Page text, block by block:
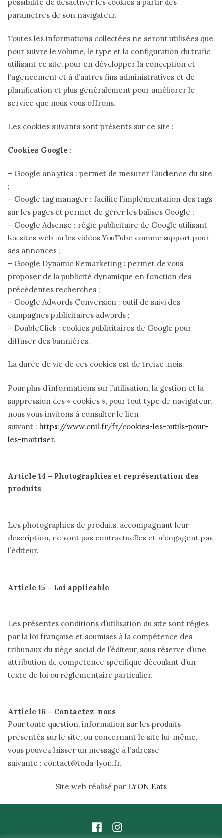
possibilité de désactiver les cookies à partir des
paramètres de son navigateur.
Toutes les informations collectées ne seront utilisées que
pour suivre le volume, le type et la configuration du trafic
utilisant ce site, pour en développer la conception et
l’agencement et à d’autres fins administratives et de
planification et plus généralement pour améliorer le
service que nous vous offrons.
Les cookies suivants sont présents sur ce site :
Cookies Google :
– Google analytics : permet de mesurer l’audience du site
;
– Google tag manager : facilite l’implémentation des tags
sur les pages et permet de gérer les balises Google ;
– Google Adsense : régie publicitaire de Google utilisant
les sites web ou les vidéos YouTube comme support pour
ses annonces ;
– Google Dynamic Remarketing : permet de vous
proposer de la publicité dynamique en fonction des
précédentes recherches ;
– Google Adwords Conversion : outil de suivi des
campagnes publicitaires adwords ;
– DoubleClick : cookies publicitaires de Google pour
diffuser des bannières.
La durée de vie de ces cookies est de treize mois.
Pour plus d’informations sur l’utilisation, la gestion et la
suppression des « cookies », pour tout type de navigateur,
nous vous invitons à consulter le lien
suivant : https://www.cnil.fr/fr/cookies-les-outils-pour-
les-maitriser.
Article 14 – Photographies et représentation des
produits
Les photographies de produits, accompagnant leur
description, ne sont pas contractuelles et n’engagent pas
l’éditeur.
Article 15 – Loi applicable
Les présentes conditions d’utilisation du site sont régies
par la loi française et soumises à la compétence des
tribunaux du siège social de l’éditeur, sous réserve d’une
attribution de compétence spécifique découlant d’un
texte de loi ou réglementaire particulier.
Article 16 – Contactez-nous
Pour toute question, information sur les produits
présentés sur le site, ou concernant le site lui-même,
vous pouvez laisser un message à l’adresse
suivante : contact@toda-lyon.fr.
Site web réalisé par LYON Eats
FacebookInstagram